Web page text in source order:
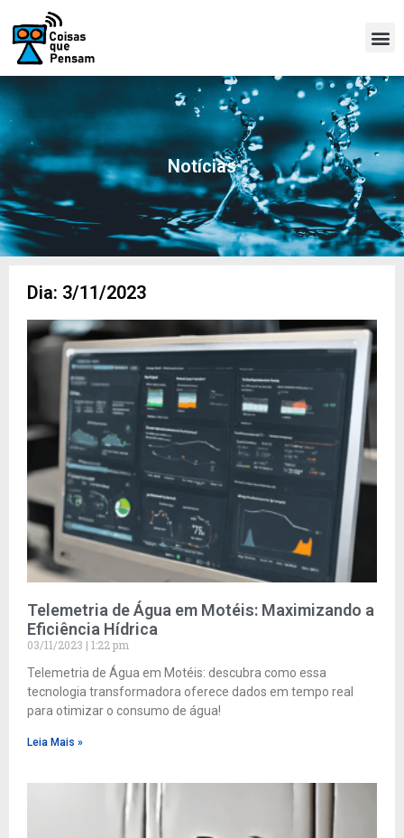
Notícias
Dia: 3/11/2023
Telemetria de Água em Motéis: Maximizando a
Eficiência Hídrica
03/11/2023
1:22 pm
Telemetria de Água em Motéis: descubra como essa
tecnologia transformadora oferece dados em tempo real
para otimizar o consumo de água!
Leia Mais »